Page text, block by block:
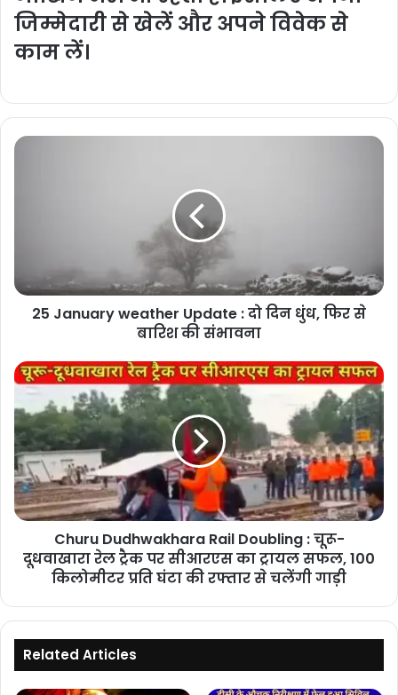
जिम्मेदारी से खेलें और अपने विवेक से
काम लें।
25
फिर
संभावना
25 January weather Update : दो दिन धुंध, फिर से
बारिश की संभावना
Churu
Dudhwakhara
Rail
Doubling
:
चूरू-
दूधवाखारा
रेल
ट्रैक
सीआरएस
सफल,
किलोमीटर
प्रति
घंटा
Churu Dudhwakhara Rail Doubling : चूरू-
दूधवाखारा रेल ट्रैक पर सीआरएस का ट्रायल सफल, 100
किलोमीटर प्रति घंटा की रफ्तार से चलेंगी गाड़ी
Related Articles